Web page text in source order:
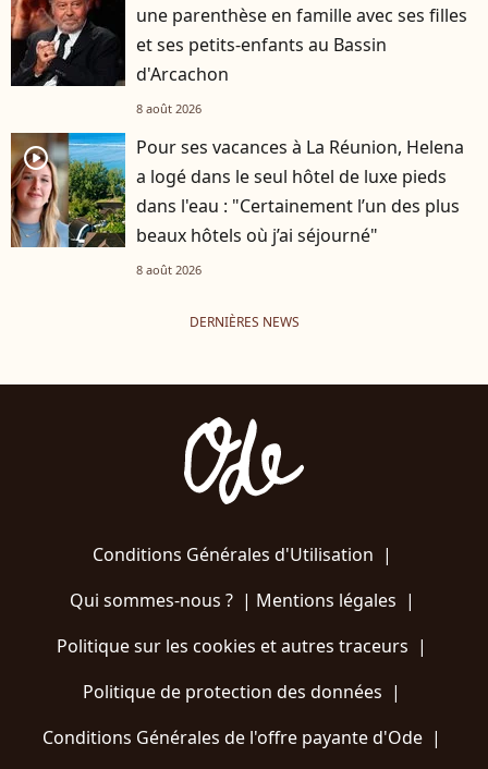
une parenthèse en famille avec ses filles
et ses petits-enfants au Bassin
d'Arcachon
8 août 2026
player2
Pour ses vacances à La Réunion, Helena
a logé dans le seul hôtel de luxe pieds
dans l'eau : "Certainement l’un des plus
beaux hôtels où j’ai séjourné"
8 août 2026
DERNIÈRES NEWS
Conditions Générales d'Utilisation |
Qui sommes-nous ?| Mentions légales |
Politique sur les cookies et autres traceurs |
Politique de protection des données |
Conditions Générales de l'offre payante d'Ode |